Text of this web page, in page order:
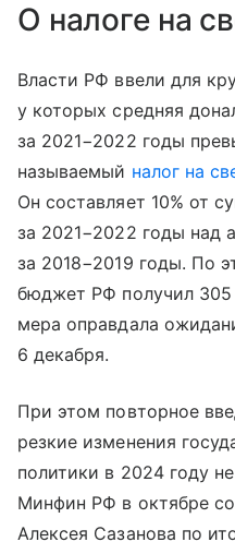
О налоге на
Власти РФ ввели для
у которых средняя
за 2021−2022 годы
называемый налог на
Он составляет 10% от
за 2021−2022 годы над
за 2018−2019 годы. По
бюджет РФ получил 305
мера оправдала
6 декабря.
При этом повторное
резкие изменения
политики в 2024 году
Минфин РФ в октябре
Алексея Сазанова по